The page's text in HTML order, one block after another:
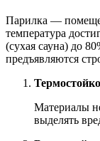
Парилка —
температура
(сухая сауна) до
предъявляются
Материалы
выделять